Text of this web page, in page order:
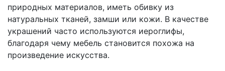
природных материалов, иметь обивку из
натуральных тканей, замши или кожи. В качестве
украшений часто используются иероглифы,
благодаря чему мебель становится похожа на
произведение искусства.